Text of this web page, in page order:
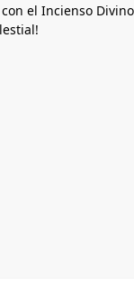
el Incienso Divino